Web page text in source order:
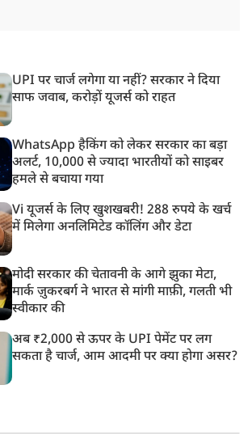
UPI पर चार्ज लगेगा या नहीं? सरकार ने दिया
साफ जवाब, करोड़ों यूजर्स को राहत
WhatsApp हैकिंग को लेकर सरकार का बड़ा
अलर्ट, 10,000 से ज्यादा भारतीयों को साइबर
हमले से बचाया गया
Vi यूजर्स के लिए खुशखबरी! 288 रुपये के खर्च
में मिलेगा अनलिमिटेड कॉलिंग और डेटा
मोदी सरकार की चेतावनी के आगे झुका मेटा,
मार्क ज़ुकरबर्ग ने भारत से मांगी माफ़ी, गलती भी
स्वीकार की
अब ₹2,000 से ऊपर के UPI पेमेंट पर लग
सकता है चार्ज, आम आदमी पर क्या होगा असर?